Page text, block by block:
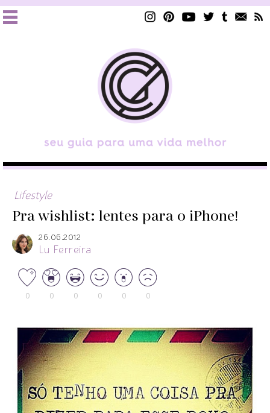
Lifestyle
Pra wishlist: lentes para o iPhone!
26.06.2012
Lu Ferreira
0 0 0 0 0 0